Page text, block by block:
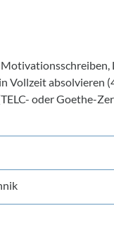
Vollzeit absolvieren
oder Goethe-